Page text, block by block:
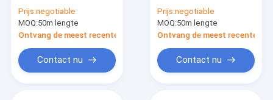
Roestvrije staal van
de
DraadTransportband
Prijs:negotiable
MOQ:50m lengte
Ontvang de meest recente Prijs
Contact nu
Roestvrij
staalTransportband
Prijs:negotiable
MOQ:50m lengte
Ontvang de meest recente
Contact nu